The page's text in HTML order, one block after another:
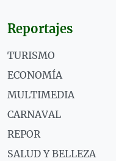
Reportajes
TURISMO
ECONOMÍA
MULTIMEDIA
CARNAVAL
REPOR
SALUD Y BELLEZA